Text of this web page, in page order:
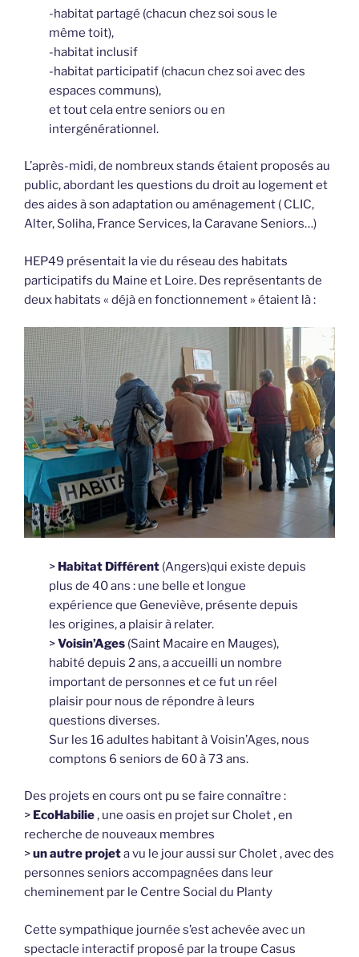
-habitat partagé (chacun chez soi sous le
même toit),
-habitat inclusif
-habitat participatif (chacun chez soi avec des
espaces communs),
et tout cela entre seniors ou en
intergénérationnel.
L’après-midi, de nombreux stands étaient proposés au
public, abordant les questions du droit au logement et
des aides à son adaptation ou aménagement ( CLIC,
Alter, Soliha, France Services, la Caravane Seniors…)
HEP49 présentait la vie du réseau des habitats
participatifs du Maine et Loire. Des représentants de
deux habitats « déjà en fonctionnement » étaient là :
> Habitat Différent (Angers)qui existe depuis
plus de 40 ans : une belle et longue
expérience que Geneviève, présente depuis
les origines, a plaisir à relater.
>Voisin’Ages (Saint Macaire en Mauges),
habité depuis 2 ans, a accueilli un nombre
important de personnes et ce fut un réel
plaisir pour nous de répondre à leurs
questions diverses.
Sur les 16 adultes habitant à Voisin’Ages, nous
comptons 6 seniors de 60 à 73 ans.
Des projets en cours ont pu se faire connaître :
> EcoHabilie, une oasis en projet sur Cholet , en
recherche de nouveaux membres
>un autre projeta vu le jour aussi sur Cholet , avec des
personnes seniors accompagnées dans leur
cheminement par le Centre Social du Planty
Cette sympathique journée s’est achevée avec un
spectacle interactif proposé par la troupe Casus